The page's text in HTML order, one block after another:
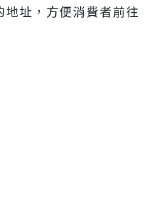
址，方便消費者前往